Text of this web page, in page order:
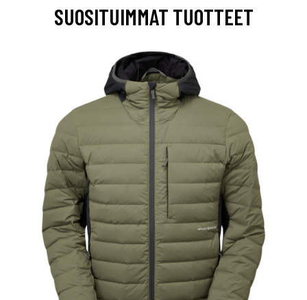
SUOSITUIMMAT TUOTTEET